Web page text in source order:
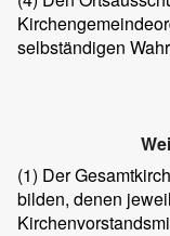
selbständigen
(1) Der
bilden, denen